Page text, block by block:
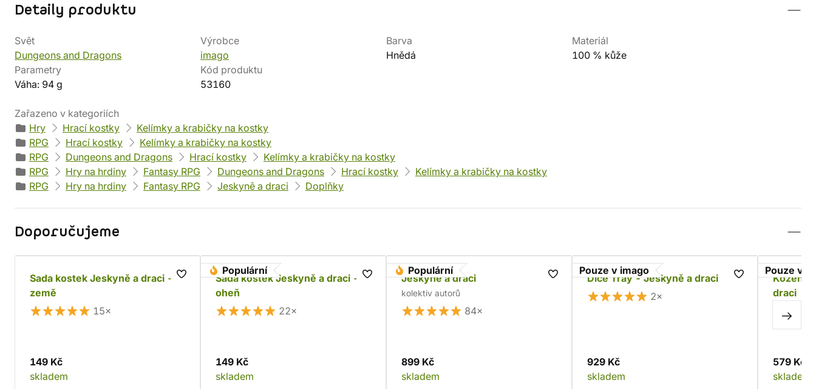
Detaily produktu
Svět
Dungeons and Dragons
Výrobce
imago
Barva
Hnědá
Materiál
100 % kůže
Parametry
Váha: 94 g
Kód produktu
53160
Zařazeno v kategoriích
Hry
Hrací kostky
Kelímky a krabičky na kostky
RPG
Hrací kostky
Kelímky a krabičky na kostky
RPG
Dungeons and Dragons Hrací kostky
Kelímky a krabičky na kostky
RPG
Hry na hrdiny Fantasy RPG Dungeons and Dragons Hrací kostky
Kelímky a krabičky na kostky
RPG
Hry na hrdiny Fantasy RPG Jeskyně a draci Doplňky
Doporučujeme
Sada kostek Jeskyně a draci -
země
15×
149 Kč
skladem
Populární
Sada kostek Jeskyně a draci -
oheň
22×
149 Kč
skladem
Populární
Jeskyně a draci
kolektiv autorů
84×
899 Kč
skladem
Pouze v imago
Dice Tray - Jeskyně a draci
2×
929 Kč
skladem
Pouze v
Kožený
draci
579 Kč
skladem